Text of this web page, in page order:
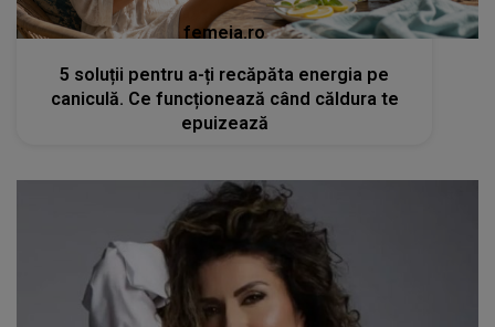
femeia.ro
5 soluții pentru a-ți recăpăta energia pe
caniculă. Ce funcționează când căldura te
epuizează